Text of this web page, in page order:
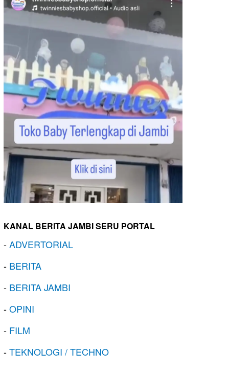
KANAL BERITA JAMBI SERU PORTAL
-ADVERTORIAL
- BERITA
- BERITA JAMBI
-OPINI
- FILM
-TEKNOLOGI / TECHNO